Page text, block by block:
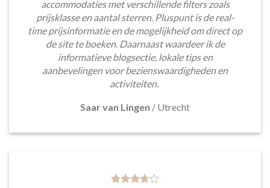
accommodaties met verschillende filters zoals
prijsklasse en aantal sterren. Pluspunt is de real-
time prijsinformatie en de mogelijkheid om direct op
de site te boeken. Daarnaast waardeer ik de
informatieve blogsectie, lokale tips en
aanbevelingen voor bezienswaardigheden en
activiteiten.
Saar van Lingen / Utrecht